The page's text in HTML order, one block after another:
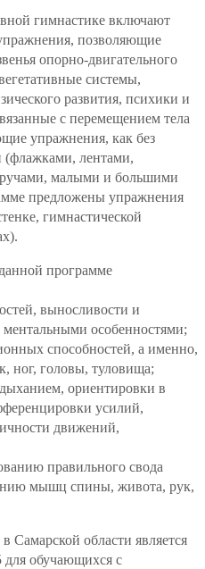
гимнастике включают
позволяющие
опорно-двигательного
системы,
развития, психики и
с перемещением тела
упражнения, как без
(флажками, лентами,
малыми и большими
предложены упражнения
гимнастической
программе
выносливости и
ментальными особенностями;
способностей, а именно,
ног, головы, туловища;
ориентировки в
усилий,
движений,
правильного свода
мышц спины, живота, рук,
области является
обучающихся с